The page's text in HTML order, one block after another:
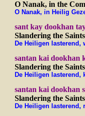
O Nanak, in the
O Nanak, in Heilig
sant kay dookhan
Slandering the
De Heiligen lasterend,
santan kai dookhan
Slandering the
De Heiligen lasterend,
santan kai dookhan
Slandering the
De Heiligen lasterend,